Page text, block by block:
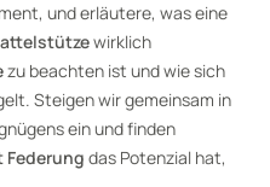
und erläutere, was eine
wirklich
zu beachten ist und wie sich
Steigen wir gemeinsam in
ein und finden
das Potenzial hat,